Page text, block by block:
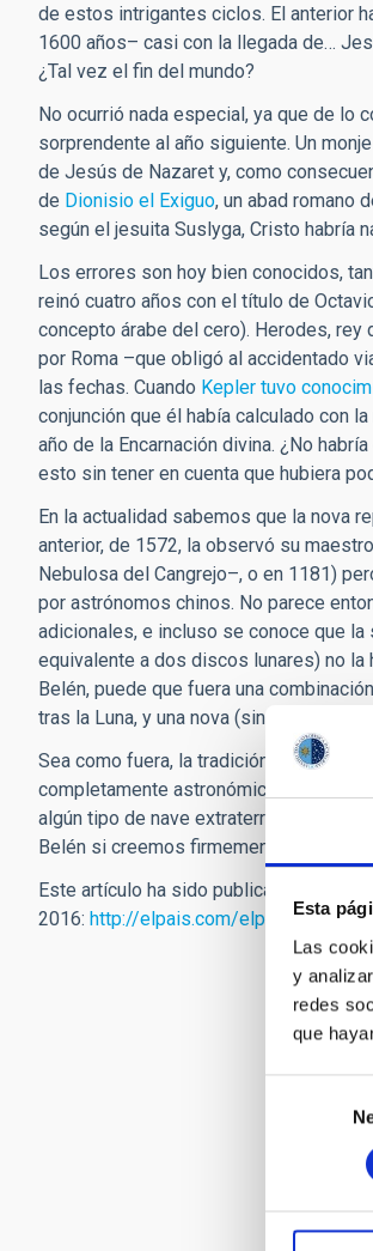
Esta
Las
y
redes
que
de estos intrigantes ciclos. El anterior
1600 años– casi con la llegada de…
¿Tal vez el fin del mundo?
No ocurrió nada especial, ya que de lo
sorprendente al año siguiente. Un
de Jesús de Nazaret y, como
de Dionisio el Exiguo, un abad romano
según el jesuita Suslyga, Cristo habría
Los errores son hoy bien conocidos,
reinó cuatro años con el título de
concepto árabe del cero). Herodes,
por Roma –que obligó al accidentado
las fechas. Cuando Kepler tuvo
conjunción que él había calculado con
año de la Encarnación divina. ¿No
esto sin tener en cuenta que hubiera
En la actualidad sabemos que la nova
anterior, de 1572, la observó su
Nebulosa del Cangrejo–, o en 1181)
por astrónomos chinos. No parece
adicionales, e incluso se conoce que
equivalente a dos discos lunares) no
Belén, puede que fuera una
tras la Luna, y una nova (sin la
Sea como fuera, la tradición cristiana
completamente astronómica. Para los
algún tipo de nave extraterrestre, que
Belén si creemos firmemente en la
Este artículo ha sido publicado en la
2016: http://elpais.com/elpais/2015/